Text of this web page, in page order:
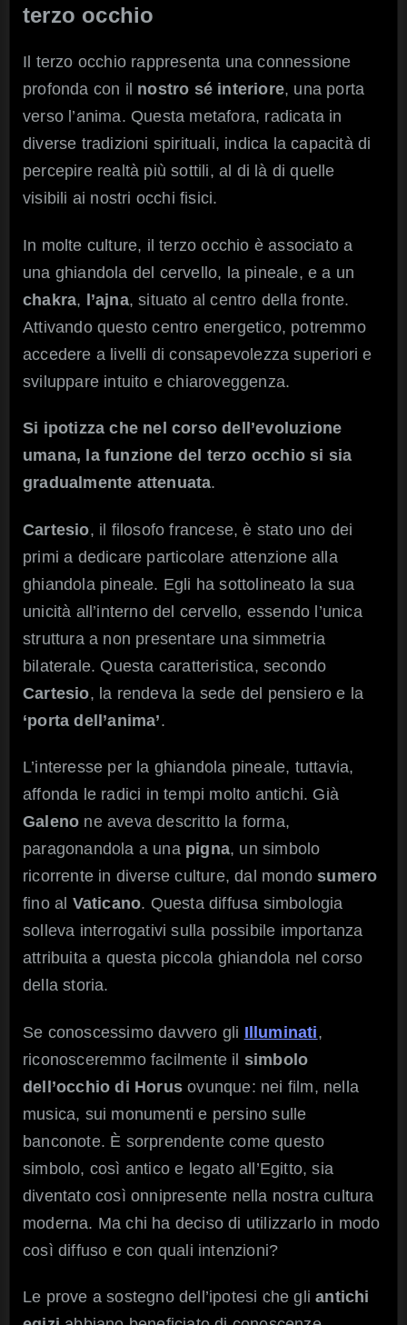
terzo occhio
Il terzo occhio rappresenta una connessione
profonda con il nostro sé interiore, una porta
verso l’anima. Questa metafora, radicata in
diverse tradizioni spirituali, indica la capacità di
percepire realtà più sottili, al di là di quelle
visibili ai nostri occhi fisici.
In molte culture, il terzo occhio è associato a
una ghiandola del cervello, la pineale, e a un
chakra, l’ajna, situato al centro della fronte.
Attivando questo centro energetico, potremmo
accedere a livelli di consapevolezza superiori e
sviluppare intuito e chiaroveggenza.
Si ipotizza che nel corso dell’evoluzione
umana, la funzione del terzo occhio si sia
gradualmente attenuata.
Cartesio, il filosofo francese, è stato uno dei
primi a dedicare particolare attenzione alla
ghiandola pineale. Egli ha sottolineato la sua
unicità all’interno del cervello, essendo l’unica
struttura a non presentare una simmetria
bilaterale. Questa caratteristica, secondo
Cartesio, la rendeva la sede del pensiero e la
‘porta dell’anima’.
L’interesse per la ghiandola pineale, tuttavia,
affonda le radici in tempi molto antichi. Già
Galeno ne aveva descritto la forma,
paragonandola a una pigna, un simbolo
ricorrente in diverse culture, dal mondosumero
fino al Vaticano. Questa diffusa simbologia
solleva interrogativi sulla possibile importanza
attribuita a questa piccola ghiandola nel corso
della storia.
Se conoscessimo davvero gli Illuminati,
riconosceremmo facilmente il simbolo
dell’occhio di Horus ovunque: nei film, nella
musica, sui monumenti e persino sulle
banconote. È sorprendente come questo
simbolo, così antico e legato all’Egitto, sia
diventato così onnipresente nella nostra cultura
moderna. Ma chi ha deciso di utilizzarlo in modo
così diffuso e con quali intenzioni?
Le prove a sostegno dell’ipotesi che gliantichi